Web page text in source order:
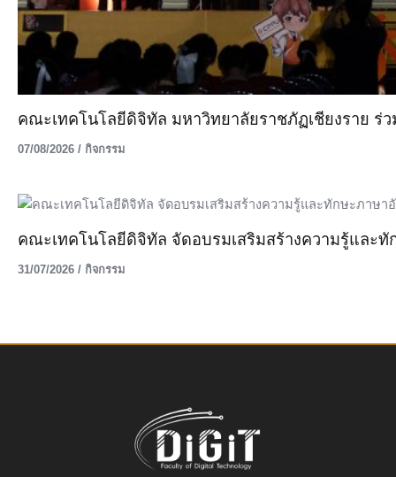
คณะเทคโนโลยีดิจิทัล มหาวิทยาลัยราชภัฏเชียงราย ร่ว
07/08/2026 / กิจกรรม
คณะเทคโนโลยีดิจิทัล จัดอบรมเสริมสร้างความรู้และ
31/07/2026 / กิจกรรม